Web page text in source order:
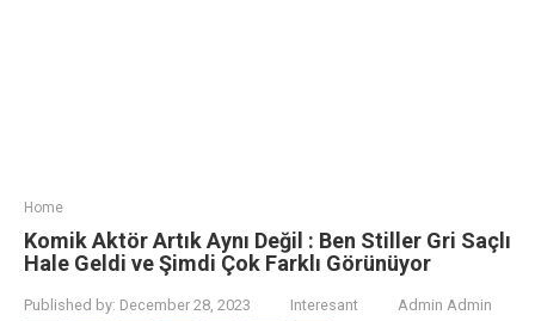
Home
Komik Aktör Artık Aynı Değil : Ben Stiller Gri Saçlı
Hale Geldi ve Şimdi Çok Farklı Görünüyor
Published by: December 28, 2023 Interesant Admin Admin